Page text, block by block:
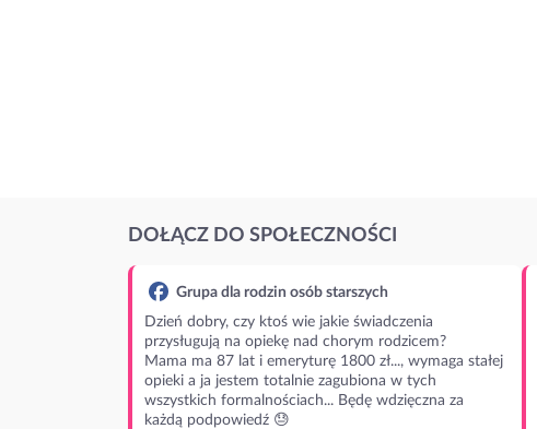
DOŁĄCZ DO SPOŁECZNOŚCI
Grupa dla rodzin osób starszych
Dzień dobry, czy ktoś wie jakie świadczenia
przysługują na opiekę nad chorym rodzicem?
Mama ma 87 lat i emeryturę 1800 zł..., wymaga stałej
opieki a ja jestem totalnie zagubiona w tych
wszystkich formalnościach... Będę wdzięczna za
każdą podpowiedź 😓